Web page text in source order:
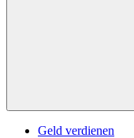
Geld verdienen